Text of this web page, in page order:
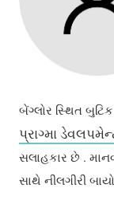
બેંગ્લોર સ્થિત
પ્રાગ્મા
સલાહકાર છે .
સાથે નીલગીરી